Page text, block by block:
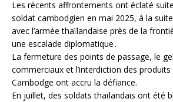
Les récents affrontements ont éclaté
soldat cambodgien en mai 2025, à la
avec l’armée thaïlandaise près de la
une escalade diplomatique .
La fermeture des points de passage, le
commerciaux et l’interdiction des
Cambodge ont accru la défiance.
En juillet, des soldats thaïlandais ont été